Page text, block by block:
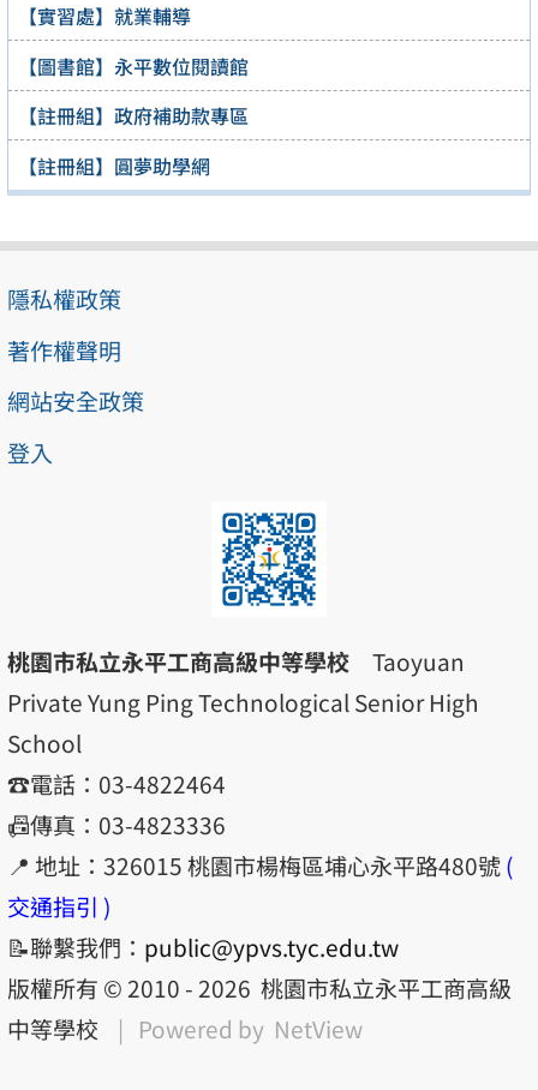
【實習處】就業輔導
【圖書館】永平數位閱讀館
【註冊組】政府補助款專區
【註冊組】圓夢助學網
隱私權政策
著作權聲明
網站安全政策
登入
桃園市私立永平工商高級中等學校 Taoyuan
Private Yung Ping Technological Senior High
School
☎️電話：03-4822464
📠傳真：03-4823336
📍 地址：326015 桃園市楊梅區埔心永平路480號(
交通指引 )
📝聯繫我們： public@ypvs.tyc.edu.tw
版權所有 © 2010 - 2026 桃園市私立永平工商高級
中等學校
| Powered by NetView